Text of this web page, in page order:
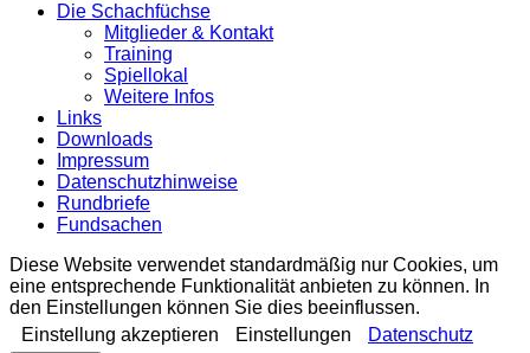
Die Schachfüchse
Mitglieder & Kontakt
Training
Spiellokal
Weitere Infos
Links
Downloads
Impressum
Datenschutzhinweise
Rundbriefe
Fundsachen
Diese Website verwendet standardmäßig nur Cookies, um
eine entsprechende Funktionalität anbieten zu können. In
den Einstellungen können Sie dies beeinflussen.
Einstellung akzeptieren
Einstellungen Datenschutz